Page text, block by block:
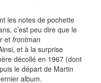
les notes de pochette
c’est peu dire que le
et frontman
et à la surprise
décollé en 1967 (dont
le départ de Martin
album.